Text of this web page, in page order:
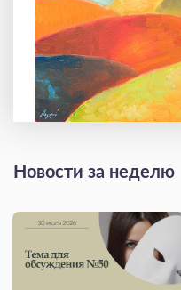
Новости за неделю